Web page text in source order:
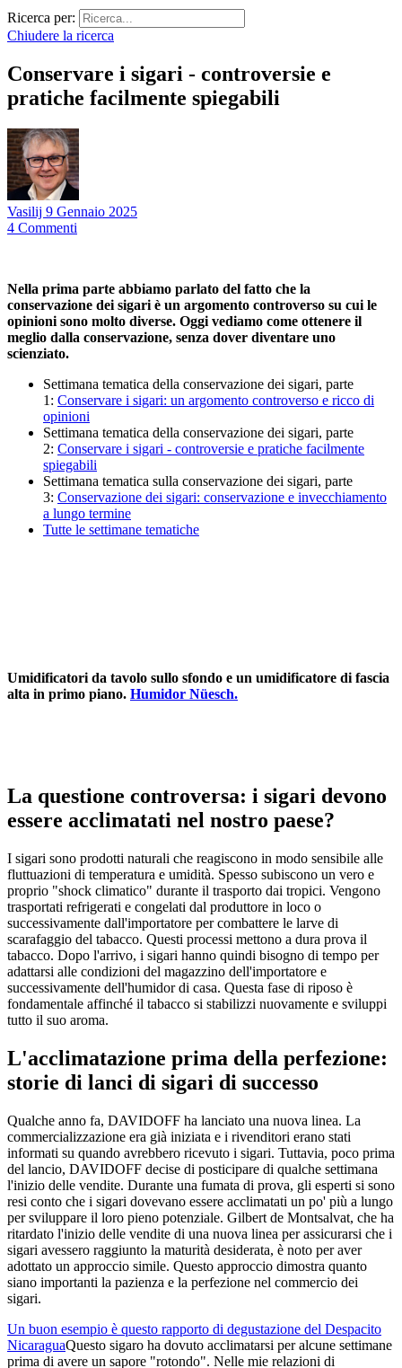
Ricerca per:
Chiudere la ricerca
Conservare i sigari - controversie e
pratiche facilmente spiegabili
Vasilij 9 Gennaio 2025
4 Commenti
Nella prima parte abbiamo parlato del fatto che la
conservazione dei sigari è un argomento controverso su cui le
opinioni sono molto diverse. Oggi vediamo come ottenere il
meglio dalla conservazione, senza dover diventare uno
scienziato.
Settimana tematica della conservazione dei sigari, parte
1: Conservare i sigari: un argomento controverso e ricco di
opinioni
Settimana tematica della conservazione dei sigari, parte
2: Conservare i sigari - controversie e pratiche facilmente
spiegabili
Settimana tematica sulla conservazione dei sigari, parte
3: Conservazione dei sigari: conservazione e invecchiamento
a lungo termine
Tutte le settimane tematiche
Umidificatori da tavolo sullo sfondo e un umidificatore di fascia
alta in primo piano. Humidor Nüesch.
La questione controversa: i sigari devono
essere acclimatati nel nostro paese?
I sigari sono prodotti naturali che reagiscono in modo sensibile alle
fluttuazioni di temperatura e umidità. Spesso subiscono un vero e
proprio "shock climatico" durante il trasporto dai tropici. Vengono
trasportati refrigerati e congelati dal produttore in loco o
successivamente dall'importatore per combattere le larve di
scarafaggio del tabacco. Questi processi mettono a dura prova il
tabacco. Dopo l'arrivo, i sigari hanno quindi bisogno di tempo per
adattarsi alle condizioni del magazzino dell'importatore e
successivamente dell'humidor di casa. Questa fase di riposo è
fondamentale affinché il tabacco si stabilizzi nuovamente e sviluppi
tutto il suo aroma.
L'acclimatazione prima della perfezione:
storie di lanci di sigari di successo
Qualche anno fa, DAVIDOFF ha lanciato una nuova linea. La
commercializzazione era già iniziata e i rivenditori erano stati
informati su quando avrebbero ricevuto i sigari. Tuttavia, poco prima
del lancio, DAVIDOFF decise di posticipare di qualche settimana
l'inizio delle vendite. Durante una fumata di prova, gli esperti si sono
resi conto che i sigari dovevano essere acclimatati un po' più a lungo
per sviluppare il loro pieno potenziale. Gilbert de Montsalvat, che ha
ritardato l'inizio delle vendite di una nuova linea per assicurarsi che i
sigari avessero raggiunto la maturità desiderata, è noto per aver
adottato un approccio simile. Questo approccio dimostra quanto
siano importanti la pazienza e la perfezione nel commercio dei
sigari.
Un buon esempio è questo rapporto di degustazione del Despacito
NicaraguaQuesto sigaro ha dovuto acclimatarsi per alcune settimane
prima di avere un sapore "rotondo". Nelle mie relazioni di